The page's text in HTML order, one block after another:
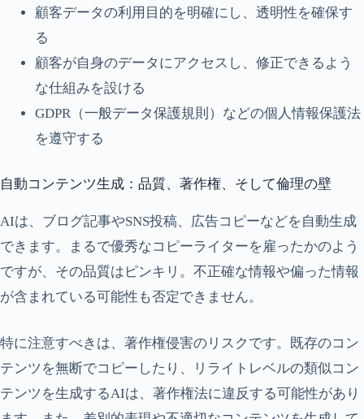
顧客データの利用目的を明確にし、透明性を確保す
る
顧客が自身のデータにアクセスし、修正できるよう
な仕組みを設ける
GDPR（一般データ保護規則）などの個人情報保護法
を遵守する
自動コンテンツ生成：品質、著作権、そして倫理の壁
AIは、ブログ記事やSNS投稿、広告コピーなどを自動生成
できます。まるで優秀なコピーライターを雇ったかのよう
ですが、その品質はピンキリ。不正確な情報や偏った情報
が含まれている可能性も否定できません。
特に注意すべきは、著作権侵害のリスクです。既存のコン
テンツを無断でコピーしたり、リライトレベルの類似コン
テンツを生成するAIは、著作権法に違反する可能性があり